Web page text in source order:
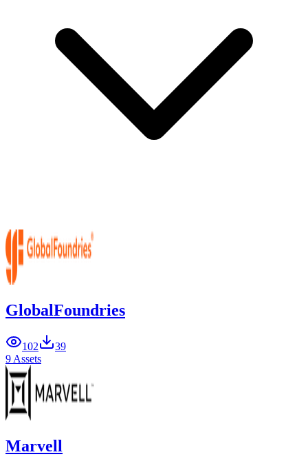
GlobalFoundries
102
39
9 Assets
Marvell